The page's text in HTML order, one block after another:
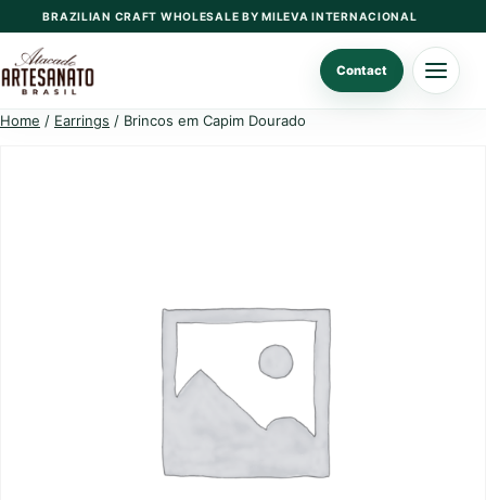
to
content
BRAZILIAN CRAFT WHOLESALE BY MILEVA INTERNACIONAL
Contact
Home / Earrings / Brincos em Capim Dourado